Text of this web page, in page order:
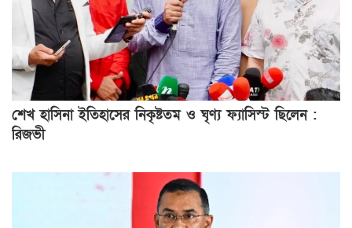
শেখ হাসিনা ইতিহাসের নিকৃষ্টতম ও ঘৃণ্য ফ্যাসিস্ট ছিলেন :
রিজভী